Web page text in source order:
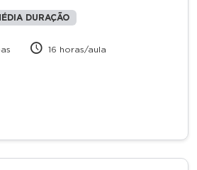
DURAÇÃO
16 horas/aula